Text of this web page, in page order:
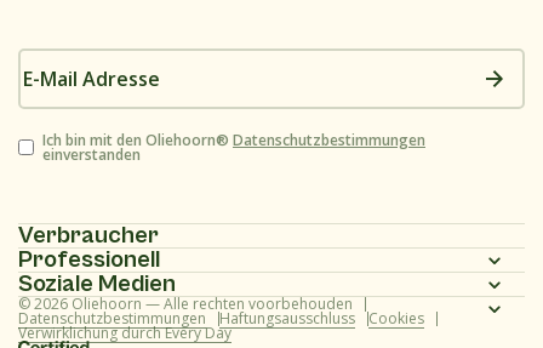
E-
Mail
Zustimmung
Ich bin mit den Oliehoorn® Datenschutzbestimmungen
einverstanden
Verbraucher
Homepage
Produktpalette
Professionell
Homepage
Produktpalette
Soziale Medien
Instagram
© 2026 Oliehoorn — Alle rechten voorbehouden
Datenschutzbestimmungen Haftungsausschluss Cookies
Verwirklichung durch Every Day